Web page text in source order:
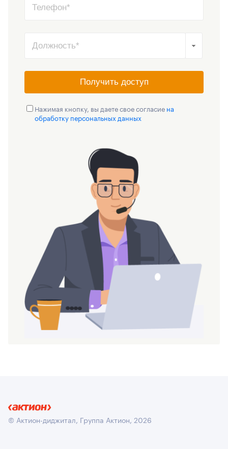
Получить доступ
Нажимая кнопку, вы даете свое согласие на
обработку персональных данных
© Актион-диджитал, Группа Актион, 2026